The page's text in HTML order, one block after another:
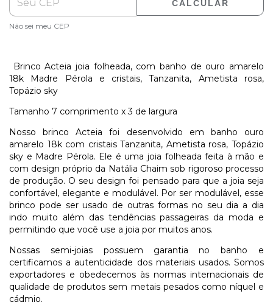
CALCULAR
Não sei meu CEP
Brinco Acteia joia folheada, com banho de ouro amarelo
18k Madre Pérola e cristais, Tanzanita, Ametista rosa,
Topázio sky
Tamanho 7 comprimento x 3 de largura
Nosso brinco Acteia foi desenvolvido em banho ouro
amarelo 18k com cristais Tanzanita, Ametista rosa, Topázio
sky e Madre Pérola. Ele é uma joia folheada feita à mão e
com design próprio da Natália Chaim sob rigoroso processo
de produção. O seu design foi pensado para que a joia seja
confortável, elegante e modulável. Por ser modulável, esse
brinco pode ser usado de outras formas no seu dia a dia
indo muito além das tendências passageiras da moda e
permitindo que você use a joia por muitos anos.
Nossas semi-joias possuem garantia no banho e
certificamos a autenticidade dos materiais usados. Somos
exportadores e obedecemos às normas internacionais de
qualidade de produtos sem metais pesados como níquel e
cádmio.